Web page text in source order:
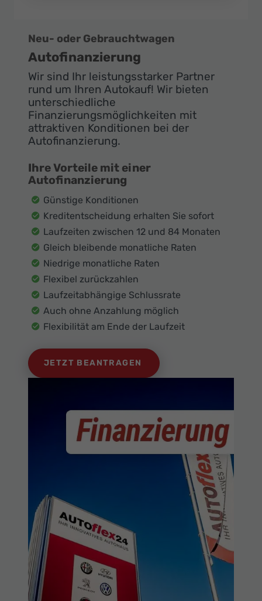
Neu- oder Gebrauchtwagen
Autofinanzierung
Wir sind Ihr leistungsstarker Partner
rund um Ihren Autokauf! Wir bieten
unterschiedliche
Finanzierungsmöglichkeiten mit
attraktiven Konditionen bei der
Autofinanzierung.
Ihre Vorteile mit einer
Autofinanzierung
Günstige Konditionen
Kreditentscheidung erhalten Sie sofort
Laufzeiten zwischen 12 und 84 Monaten
Gleich bleibende monatliche Raten
Niedrige monatliche Raten
Flexibel zurückzahlen
Laufzeitabhängige Schlussrate
Auch ohne Anzahlung möglich
Flexibilität am Ende der Laufzeit
JETZT BEANTRAGEN